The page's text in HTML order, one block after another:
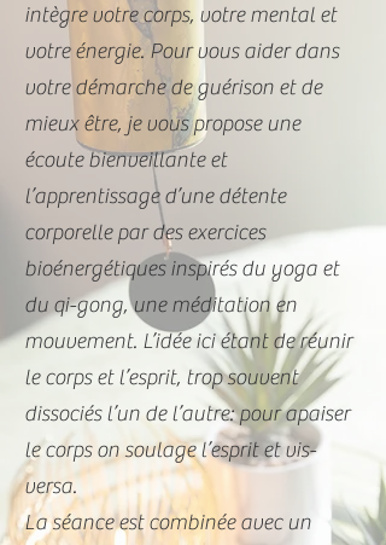
intègre votre corps, votre mental et
votre énergie. Pour vous aider dans
votre démarche de guérison et de
mieux être, je vous propose une
écoute bienveillante et
l’apprentissage d’une détente
corporelle par des exercices
bioénergétiques inspirés du yoga et
du qi-gong, une méditation en
mouvement. L’idée ici étant de réunir
le corps et l’esprit, trop souvent
dissociés l’un de l’autre: pour apaiser
le corps on soulage l’esprit et vis-
versa.
La séance est combinée avec un